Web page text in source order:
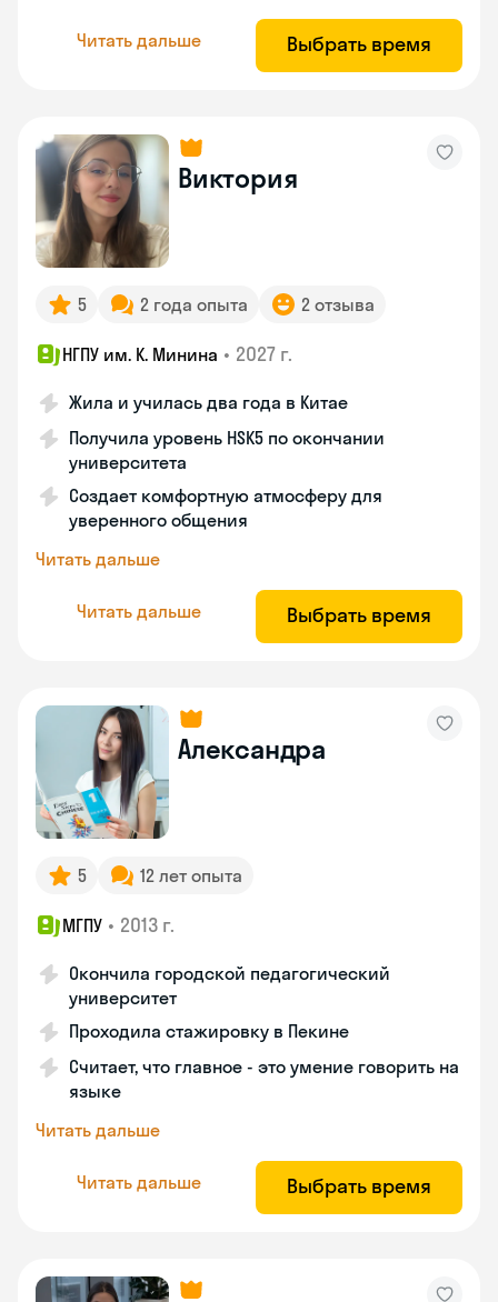
Читать дальше Выбрать время
Виктория
5 2 года опыта 2 отзыва
НГПУ им. К. Минина • 2027 г.
Жила и училась два года в Китае
Получила уровень HSK5 по окончании
университета
Создает комфортную атмосферу для
уверенного общения
Читать дальше
Читать дальше Выбрать время
Александра
5 12 лет опыта
МГПУ • 2013 г.
Окончила городской педагогический
университет
Проходила стажировку в Пекине
Считает, что главное - это умение говорить на
языке
Читать дальше
Читать дальше Выбрать время